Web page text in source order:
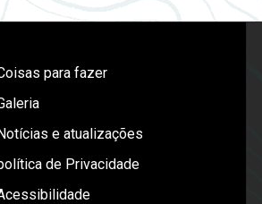
para fazer
e atualizações
de Privacidade